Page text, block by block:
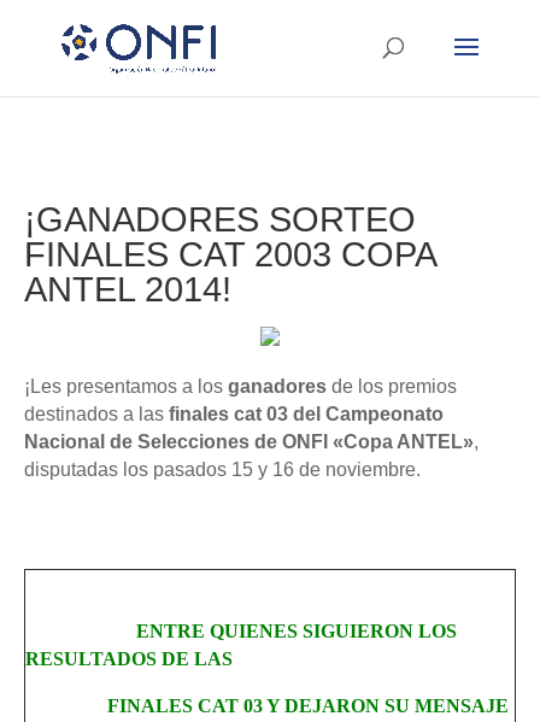
¡GANADORES SORTEO
FINALES CAT 2003 COPA
ANTEL 2014!
¡Les presentamos a los ganadores de los premios
destinados a las finales cat 03 del Campeonato
Nacional de Selecciones de ONFI «Copa ANTEL»,
disputadas los pasados 15 y 16 de noviembre.
ENTRE QUIENES SIGUIERON LOS
RESULTADOS DE LAS
FINALES CAT 03 Y DEJARON SU MENSAJE